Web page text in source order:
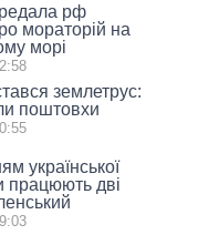
рф
мораторій на
морі
землетрус:
поштовхи
української
працюють дві